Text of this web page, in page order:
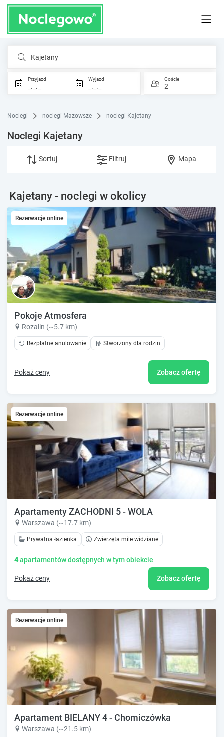
Kajetany
Przyjazd
_._._
Wyjazd
_._._
Goście
2
Noclegi noclegi Mazowsze noclegi Kajetany
Noclegi Kajetany
Sortuj Filtruj Mapa
Kajetany - noclegi w okolicy
Rezerwacje online
Pokoje Atmosfera
Rozalin (~5.7 km)
Bezpłatne anulowanie Stworzony dla rodzin
Pokaż ceny Zobacz ofertę
Rezerwacje online
Apartamenty ZACHODNI 5 - WOLA
Warszawa (~17.7 km)
Prywatna łazienka Zwierzęta mile widziane
4apartamentów dostępnych w tym obiekcie
Pokaż ceny Zobacz ofertę
Rezerwacje online
Apartament BIELANY 4 - Chomiczówka
Warszawa (~21.5 km)